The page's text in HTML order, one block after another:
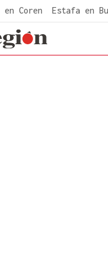
Coren Estafa en